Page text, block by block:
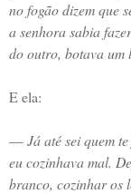
no fogão dizem que
a senhora sabia
do outro, botava um
E ela:
—Já até sei quem
eu cozinhava mal.
branco, cozinhar os